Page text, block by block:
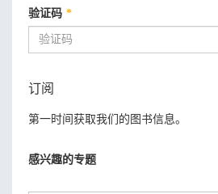
验证码 *
订阅
第一时间获取我们的图书信息。
感兴趣的专题